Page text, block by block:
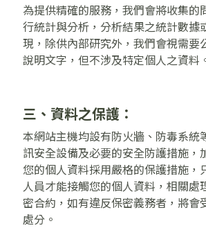
為提供精確的服務，我們會將收集的
行統計與分析，分析結果之統計數據
現，除供內部研究外，我們會視需要
說明文字，但不涉及特定個人之資料
三、資料之保護：
本網站主機均設有防火牆、防毒系統
訊安全設備及必要的安全防護措施，
您的個人資料採用嚴格的保護措施，
人員才能接觸您的個人資料，相關處
密合約，如有違反保密義務者，將會
處分。